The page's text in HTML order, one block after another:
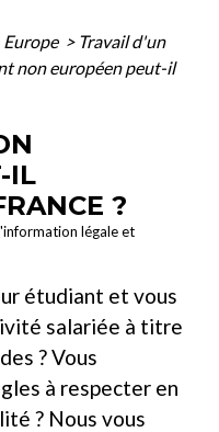
Europe > Travail d'un
non européen peut-il
IL
?
légale et
étudiant et vous
salariée à titre
? Vous
à respecter en
? Nous vous